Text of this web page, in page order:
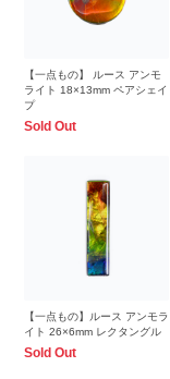
【一点もの】 ルース アンモ
ライト 18×13mm ペアシェイ
プ
Sold Out
【一点もの】ルース アンモラ
イト 26×6mm レクタングル
Sold Out